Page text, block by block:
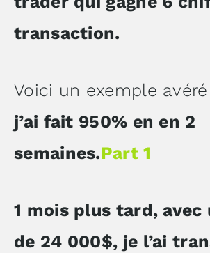
transaction.
Voici un exemple avéré
j’ai fait 950% en en 2
semaines.Part 1
1 mois plus tard,
de 24 000$, je l’ai